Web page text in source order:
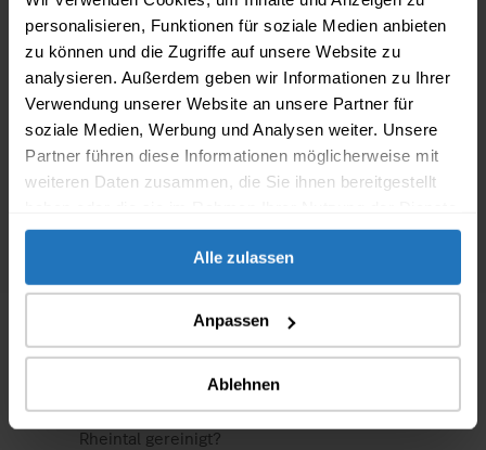
personalisieren, Funktionen für soziale Medien anbieten
zu können und die Zugriffe auf unsere Website zu
analysieren. Außerdem geben wir Informationen zu Ihrer
Verwendung unserer Website an unsere Partner für
soziale Medien, Werbung und Analysen weiter. Unsere
Partner führen diese Informationen möglicherweise mit
weiteren Daten zusammen, die Sie ihnen bereitgestellt
gesammelt haben.
Alle zulassen
Anpassen
Ablehnen
Wir sind die Umzugsexperten der
Schweiz
chevron_left
Kundenanfragen verarbeitet
chevron_right
Häufig gestellte Fragen zur
Umzugsreinigung im Rheintal
Was alles wird von der Reinigungsfirma in
Rheintal gereinigt?